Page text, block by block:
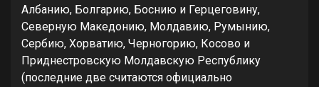
Албанию, Болгарию, Боснию и Герцеговину,
Северную Македонию, Молдавию, Румынию,
Сербию, Хорватию, Черногорию, Косово и
Приднестровскую Молдавскую Республику
(последние две считаются официально